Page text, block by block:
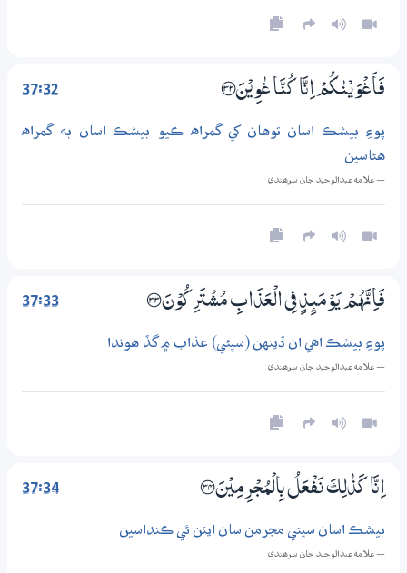
37:32 فَاَغْوَيْنٰكُمْ اِنَّا كُنَّا غٰوِيْنَ ؀32
پوءِ بيشڪ اسان توهان کي گمراه ڪيو بيشڪ اسان به گمراه
هئاسين
— علامه عبدالوحيد جان سرھندي
37:33 فَاِنَّهُمْ يَوْمَىِٕذٍ فِي الْعَذَابِ مُشْتَرِكُوْنَ ؀33
پوءِ بيشڪ اهي ان ڏينهن (سڀئي) عذاب ۾ گڏ هوندا
— علامه عبدالوحيد جان سرھندي
37:34 اِنَّا كَذٰلِكَ نَفْعَلُ بِالْمُجْرِمِيْنَ ؀34
بيشڪ اسان سڀني مجرمن سان ايئن ئي ڪنداسين
— علامه عبدالوحيد جان سرھندي